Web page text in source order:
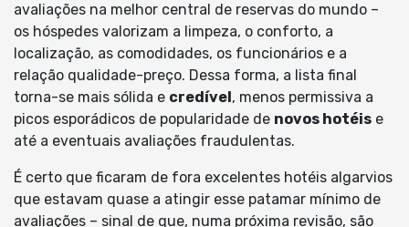
avaliações na melhor central de reservas do mundo –
os hóspedes valorizam a limpeza, o conforto, a
localização, as comodidades, os funcionários e a
relação qualidade-preço. Dessa forma, a lista final
torna-se mais sólida e credível, menos permissiva a
picos esporádicos de popularidade de novos hotéis e
até a eventuais avaliações fraudulentas.
É certo que ficaram de fora excelentes hotéis algarvios
que estavam quase a atingir esse patamar mínimo de
avaliações – sinal de que, numa próxima revisão, são